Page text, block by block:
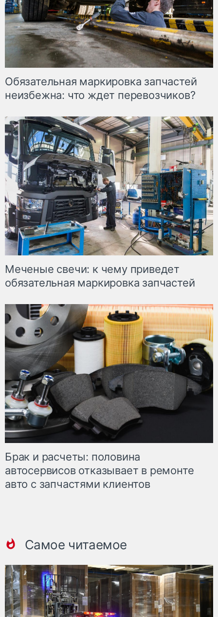
Обязательная маркировка запчастей
неизбежна: что ждет перевозчиков?
Меченые свечи: к чему приведет
обязательная маркировка запчастей
Брак и расчеты: половина
автосервисов отказывает в ремонте
авто с запчастями клиентов
Самое читаемое